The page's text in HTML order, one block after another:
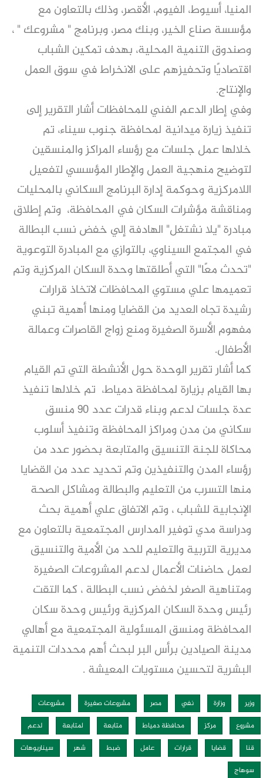
المنيا، أسيوط، الفيوم، الأقصر، وذلك بالتعاون مع
مؤسسة صناع الخير، وبنك مصر، وبرنامج " مشروعك " ،
وصندوق التنمية المحلية، بهدف تمكين الشباب
اقتصاديًا وتحفيزهم على الانخراط في سوق العمل
والإنتاج.
وفي إطار الدعم الفني للمحافظات أشار التقرير إلى
تنفيذ زيارة ميدانية لمحافظة جنوب سيناء، تم
خلالها عمل جلسات مع رؤساء المراكز والمنسقين
لتوضيح منهجية العمل والإطار المؤسسي لتفعيل
اللامركزية وحوكمة إدارة البرنامج السكاني بالمحليات
ومناقشة مؤشرات السكان في المحافظة، وتم إطلاق
مبادرة "يلا نشتغل" الهادفة إلي خفض نسب البطالة
في المجتمع السيناوي، بالتوازي مع المبادرة التوعوية
"تحدث معًا" التي أطلقتها وحدة السكان المركزية وتم
تعميمها علي مستوي المحافظات لاتخاذ قرارات
رشيدة تجاه العديد من القضايا ومنها أهمية تبني
مفهوم الأسرة الصغيرة ومنع زواج القاصرات وعمالة
الأطفال.
كما أشار تقرير الوحدة حول الأنشطة التي تم القيام
بها القيام بزيارة لمحافظة دمياط، تم خلالها تنفيذ
عدة جلسات لدعم وبناء قدرات عدد 90 منسق
سكاني من مدن ومراكز المحافظة وتنفيذ أسلوب
محاكاة للجنة التنسيق والمتابعة بحضور عدد من
رؤساء المدن والتنفيذين وتم تحديد عدد من القضايا
منها التسرب من التعليم والبطالة ومشاكل الصحة
الإنجابية للشباب ، وتم الاتفاق علي أهمية بحث
ودراسة مدي توفير المدارس المجتمعية بالتعاون مع
مديرية التربية والتعليم للحد من الأمية والتنسيق
لعمل حاضنات الأعمال لدعم المشروعات الصغيرة
ومتناهية الصغر لخفض نسب البطالة ، كما التقت
رئيس وحدة السكان المركزية ورئيس وحدة سكان
المحافظة ومنسق المسئولية المجتمعية مع أهالي
مدينة الصيادين برأس البر لبحث أهم محددات التنمية
البشرية لتحسين مستويات المعيشة .
وزير وزارة نفي مصر مشروعات صغيرة
مشروعات
مشروع
مركز محافظة دمياط متابعة لمتابعة
لدعم
قنا
قضايا قرارات عامل ضبط شهر
سيناريوهات
سوهاج